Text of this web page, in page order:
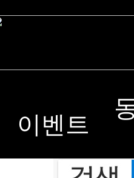
이벤트